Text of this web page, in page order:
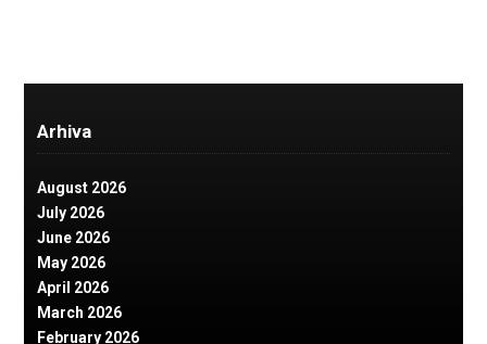
Arhiva
August 2026
July 2026
June 2026
May 2026
April 2026
March 2026
February 2026